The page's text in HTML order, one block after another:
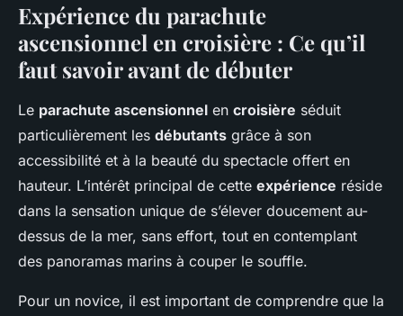
Expérience du parachute
ascensionnel en croisière : Ce qu’il
faut savoir avant de débuter
Le parachute ascensionnel en croisière séduit
particulièrement les débutants grâce à son
accessibilité et à la beauté du spectacle offert en
hauteur. L’intérêt principal de cette expérience réside
dans la sensation unique de s’élever doucement au-
dessus de la mer, sans effort, tout en contemplant
des panoramas marins à couper le souffle.
Pour un novice, il est important de comprendre que la